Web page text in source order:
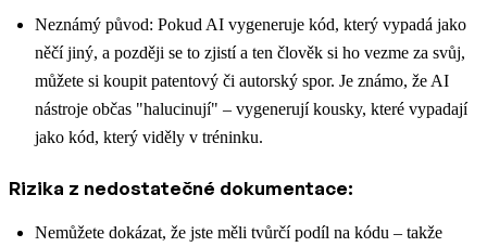
Neznámý původ: Pokud AI vygeneruje kód, který vypadá jako
něčí jiný, a později se to zjistí a ten člověk si ho vezme za svůj,
můžete si koupit patentový či autorský spor. Je známo, že AI
nástroje občas "halucinují" – vygenerují kousky, které vypadají
jako kód, který viděly v tréninku.
Rizika z nedostatečné dokumentace:
Nemůžete dokázat, že jste měli tvůrčí podíl na kódu – takže